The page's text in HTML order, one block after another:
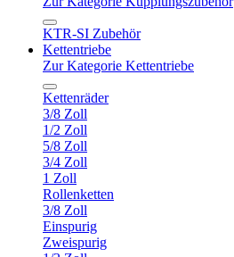
KTR-SI Zubehör
Kettentriebe
Zur Kategorie Kettentriebe
Kettenräder
3/8 Zoll
1/2 Zoll
5/8 Zoll
3/4 Zoll
1 Zoll
Rollenketten
3/8 Zoll
Einspurig
Zweispurig